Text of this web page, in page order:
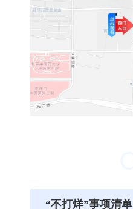
“不打烊”事项清单